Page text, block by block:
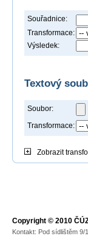
Souřadnice:
Transformace:
Výsledek:
Textový
Soubor:
Transformace:
Zobrazit
Copyright © 2010
Kontakt: Pod sídlištěm 9/